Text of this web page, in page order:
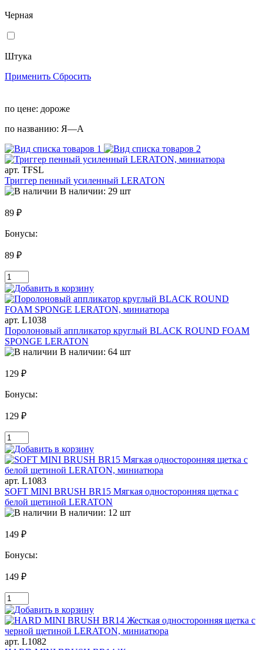
Черная
Штука
Применить Сбросить
по цене: дороже
по названию: Я—А
арт. TFSL
Триггер пенный усиленный LERATON
В наличии: 29 шт
89 ₽
Бонусы:
89 ₽
арт. L1038
Поролоновый аппликатор круглый BLACK ROUND FOAM
SPONGE LERATON
В наличии: 64 шт
129 ₽
Бонусы:
129 ₽
арт. L1083
SOFT MINI BRUSH BR15 Мягкая односторонняя щетка с
белой щетиной LERATON
В наличии: 12 шт
149 ₽
Бонусы:
149 ₽
арт. L1082